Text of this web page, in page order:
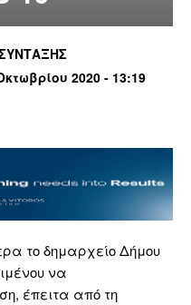
2020 - 13:19
το δημαρχείο Δήμου
να
έπειτα από τη